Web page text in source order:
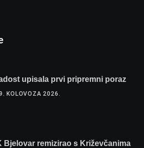
upisala prvi pripremni poraz
KOLOVOZA 2026.
Bjelovar remizirao s Križevčanima